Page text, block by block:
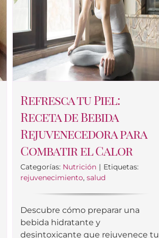
Refresca tu Piel:
Receta de Bebida
Rejuvenecedora para
Combatir el Calor
Categorías: Nutrición | Etiquetas:
rejuvenecimiento,salud
Descubre cómo preparar una
bebida hidratante y
desintoxicante que rejuvenece tu